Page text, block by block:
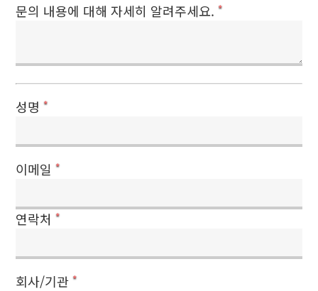
문의 내용에 대해 자세히 알려주세요.*
성명*
이메일*
연락처*
회사/기관*